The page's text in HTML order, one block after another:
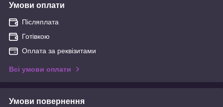
Умови оплати
Післяплата
Готівкою
Оплата за реквізитами
Всі умови оплати
Умови повернення